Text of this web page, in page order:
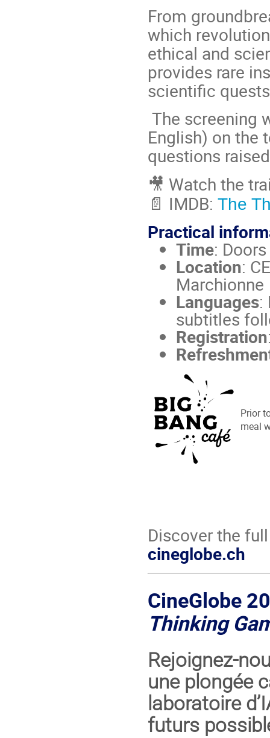
From
which
ethical and
provides rare
scientific
The screening
English) on the
questions
🎥 Watch the
📄 IMDB: The
Practical
Time:
Location:
Marchionne
Languages:
subtitles
Registration
Prior
meal
Discover the
cineglobe.ch
CineGlobe
Thinking
Rejoignez-
une plongée
laboratoire
futurs